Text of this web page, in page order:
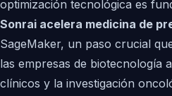
optimización tecnológica es
Sonrai acelera medicina de
SageMaker, un paso crucial
las empresas de biotecnología
clínicos y la investigación